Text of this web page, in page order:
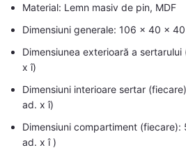
Material: Lemn masiv de pin, MDF
Dimensiuni generale: 106 x 40 x
Dimensiunea exterioară a
x î)
Dimensiuni interioare sertar
ad. x î)
Dimensiuni compartiment
ad. x î )